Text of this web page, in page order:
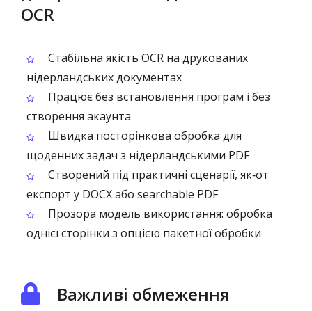
OCR
Стабільна якість OCR на друкованих
нідерландських документах
Працює без встановлення програм і без
створення акаунта
Швидка посторінкова обробка для
щоденних задач з нідерландськими PDF
Створений під практичні сценарії, як‑от
експорт у DOCX або searchable PDF
Прозора модель використання: обробка
однієї сторінки з опцією пакетної обробки
Важливі обмеження